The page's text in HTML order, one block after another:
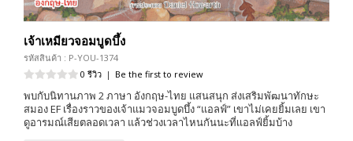
เจ้าเหมียวจอมบูดบึ้ง
รหัสสินค้า : P-YOU-1374
0 รีวิว | Be the first to review
พบกับนิทานภาพ 2 ภาษา อังกฤษ-ไทย แสนสนุก ส่งเสริมพัฒนาทักษะ
สมอง EF เรื่องราวของเจ้าแมวจอมบูดบึ้ง “แอลฟ์” เขาไม่เคยยิ้มเลย เขา
ดูอารมณ์เสียตลอดเวลา แล้วช่วงเวลาไหนกันนะที่เเอลฟ์ยิ้มบ้าง